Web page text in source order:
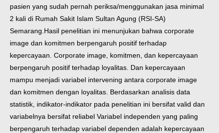
pasien yang sudah pernah periksa/menggunakan jasa minimal
2 kali di Rumah Sakit Islam Sultan Agung (RSI-SA)
Semarang. Hasil penelitian ini menunjukan bahwa corporate
image dan komitmen berpengaruh positif terhadap
kepercayaan. Corporate image, komitmen, dan kepercayaan
berpengaruh positif terhadap loyalitas. Dan kepercayaan
mampu menjadi variabel intervening antara corporate image
dan komitmen dengan loyalitas. Berdasarkan analisis data
statistik, indikator-indikator pada penelitian ini bersifat valid dan
variabelnya bersifat reliabel Variabel independen yang paling
berpengaruh terhadap variabel dependen adalah kepercayaan